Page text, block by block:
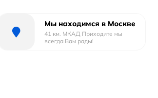
Мы находимся в Москве
41 км. МКАД Приходите мы
всегда Вам рады!